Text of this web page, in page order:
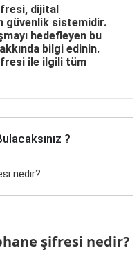
dijital
güvenlik sistemidir.
hedefleyen bu
bilgi edinin.
ile ilgili tüm
?
nedir?
şifresi nedir?